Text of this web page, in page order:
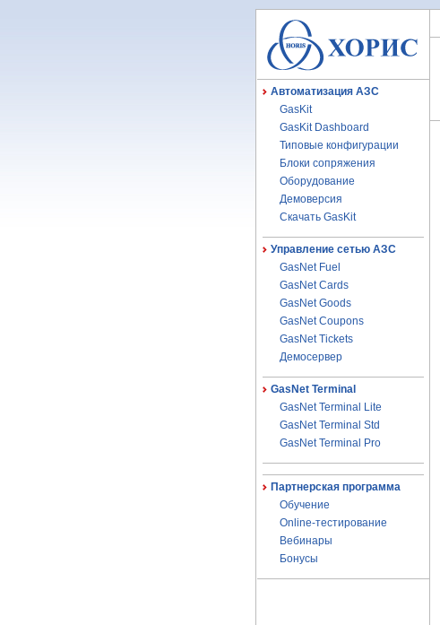
Автоматизация АЗС
GasKit
GasKit Dashboard
Типовые конфигурации
Блоки сопряжения
Оборудование
Демоверсия
Скачать GasKit
Управление сетью АЗС
GasNet Fuel
GasNet Cards
GasNet Goods
GasNet Coupons
GasNet Tickets
Демосервер
GasNet Terminal
GasNet Terminal Lite
GasNet Terminal Std
GasNet Terminal Pro
Партнерская программа
Обучение
Online-тестирование
Вебинары
Бонусы